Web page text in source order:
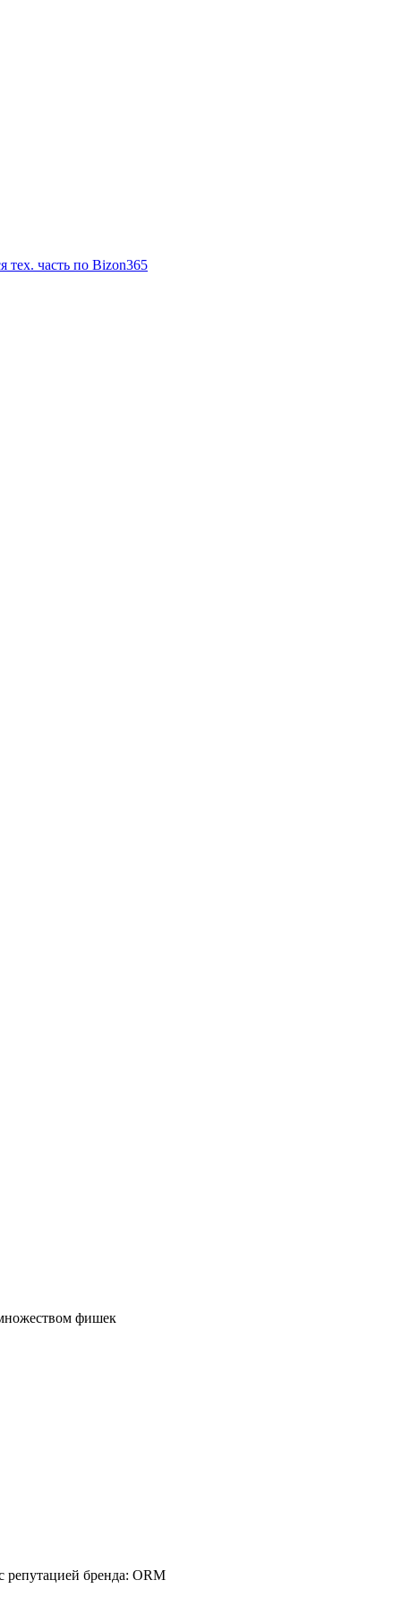
тех. часть по Bizon365
фишек
репутацией бренда: ORM